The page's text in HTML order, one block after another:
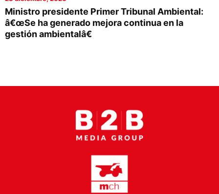
Proveedores
Canal Digital
Calendario de Eventos
Ministro presidente Primer Tribunal Ambiental:
â€œSe ha generado mejora continua en la
gestión ambientalâ€